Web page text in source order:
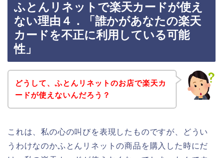
ふとんリネットで楽天カードが使え
ない理由４．「誰かがあなたの楽天
カードを不正に利用している可能
性」
どうして、ふとんリネットのお店で楽天カ
ードが使えないんだろう？
これは、私の心の叫びを表現したものですが、どうい
うわけなのかふとんリネットの商品を購入した時にだ